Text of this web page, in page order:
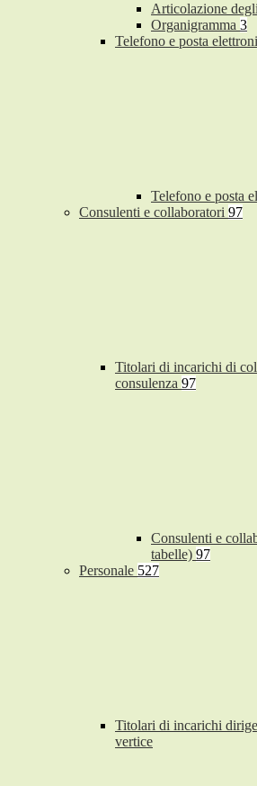
Articolazione
Organigramma 3
Telefono e posta
Telefono e posta
Consulenti e collaboratori 97
Titolari di incarichi di
consulenza 97
Consulenti e
tabelle) 97
Personale 527
Titolari di incarichi
vertice